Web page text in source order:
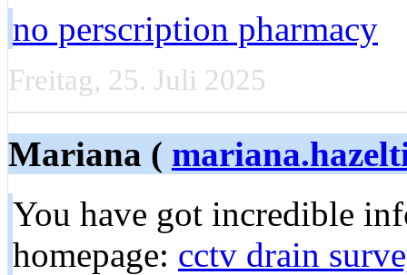
no perscription pharmacy
Freitag, 25. Juli 2025
Mariana (
You have got incredible
homepage: cctv drain